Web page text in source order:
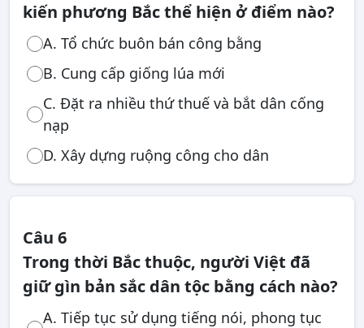
kiến phương Bắc thể hiện ở điểm nào?
A. Tổ chức buôn bán công bằng
B. Cung cấp giống lúa mới
C. Đặt ra nhiều thứ thuế và bắt dân cống
nạp
D. Xây dựng ruộng công cho dân
Câu 6
Trong thời Bắc thuộc, người Việt đã
giữ gìn bản sắc dân tộc bằng cách nào?
A. Tiếp tục sử dụng tiếng nói, phong tục